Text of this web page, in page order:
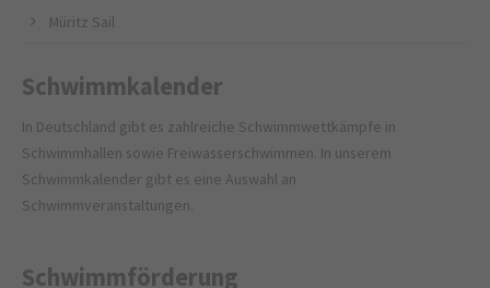
Müritz Sail
Schwimmkalender
In Deutschland gibt es zahlreiche Schwimmwettkämpfe in
Schwimmhallen sowie Freiwasserschwimmen. In unserem
Schwimmkalender gibt es eine Auswahl an
Schwimmveranstaltungen.
Schwimmförderung